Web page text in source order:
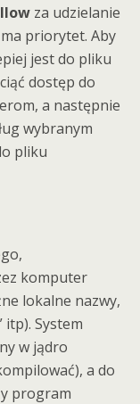
za udzielanie
ma priorytet. Aby
jest do pliku
dostęp do
a następnie
wybranym
pliku
komputer
lokalne nazwy,
itp). System
w jądro
a do
program